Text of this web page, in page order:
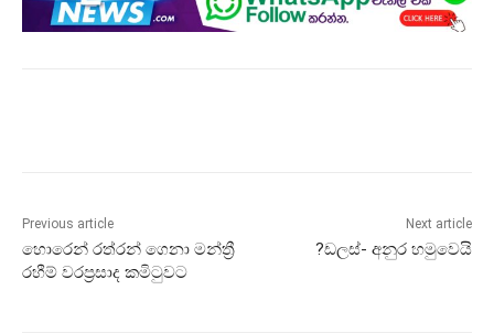
Previous article
හොරෙන් රත්රන් ගෙනා මන්ත්‍රී
රහීම් වරප්‍රසාද කමිටුවට
Next article
?ඩලස්- අනුර හමුවෙයි